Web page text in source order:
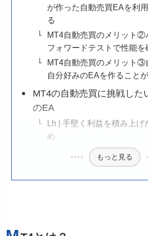
が作った自動売買EAを利
る
MT4自動売買のメリット②
フォワードテストで性能を
MT4自動売買のメリット③
自分好みのEAを作ること
MT4の自動売買に挑戦した
のEA
Lh | 手堅く利益を積み上げ
め
もっと見る